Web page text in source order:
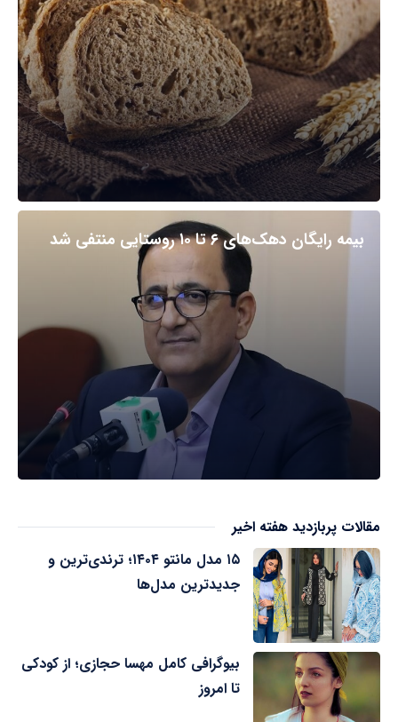
بیمه رایگان دهک‌های ۶ تا ۱۰ روستایی منتفی شد
مقالات پربازدید هفته اخیر
۱۵ مدل مانتو ۱۴۰۴؛ ترندی‌ترین و
جدیدترین مدل‌ها
بیوگرافی کامل مهسا حجازی؛ از کودکی
تا امروز